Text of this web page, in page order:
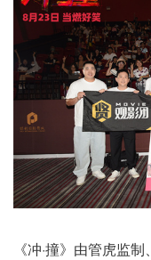
《冲·撞》由管虎监